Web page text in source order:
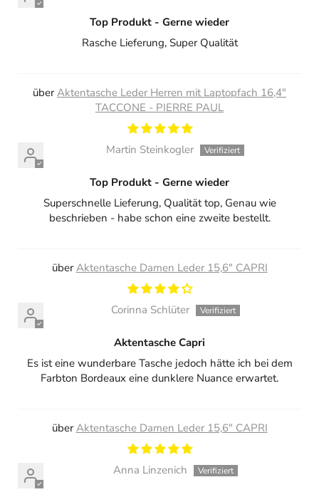
Top Produkt - Gerne wieder
Rasche Lieferung, Super Qualität
Aktentasche Leder Herren mit Laptopfach 16,4"
TACCONE - PIERRE PAUL
Martin Steinkogler
Top Produkt - Gerne wieder
Superschnelle Lieferung, Qualität top, Genau wie
beschrieben - habe schon eine zweite bestellt.
Aktentasche Damen Leder 15,6" CAPRI
Corinna Schlüter
Aktentasche Capri
Es ist eine wunderbare Tasche jedoch hätte ich bei dem
Farbton Bordeaux eine dunklere Nuance erwartet.
Aktentasche Damen Leder 15,6" CAPRI
Anna Linzenich